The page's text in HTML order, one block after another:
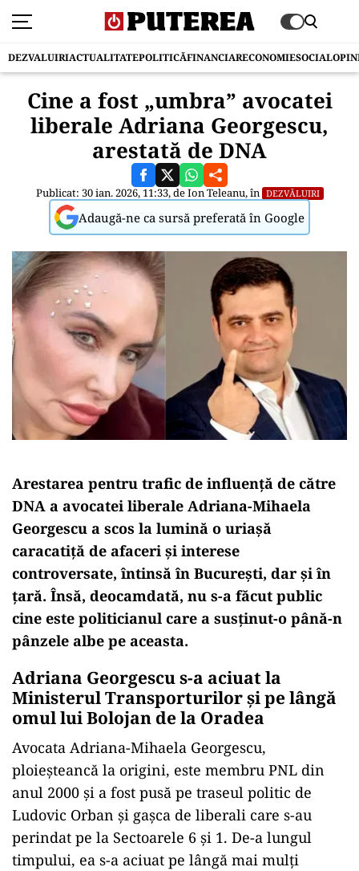
DEZVALUIRIACTUALITATEPOLITICĂFINANCIARECONOMIESOCIAL
Cine a fost „umbra” avocatei
liberale Adriana Georgescu,
arestată de DNA
Publicat: 30 ian. 2026, 11:33, deIon Teleanu, în DEZVĂLUIRI
Adaugă-ne ca sursă preferată în Google
Arestarea pentru trafic de influență de către
DNA a avocatei liberale Adriana-Mihaela
Georgescu a scos la lumină o uriașă
caracatiță de afaceri și interese
controversate, întinsă în București, dar și în
țară. Însă, deocamdată, nu s-a făcut public
cine este politicianul care a susținut-o până-n
pânzele albe pe aceasta.
Adriana Georgescu s-a aciuat la
Ministerul Transporturilor și pe lângă
omul lui Bolojan de la Oradea
Avocata Adriana-Mihaela Georgescu,
ploieșteancă la origini, este membru PNL din
anul 2000 și a fost pusă pe traseul politic de
Ludovic Orban și gașca de liberali care s-au
perindat pe la Sectoarele 6 și 1. De-a lungul
timpului, ea s-a aciuat pe lângă mai mulți